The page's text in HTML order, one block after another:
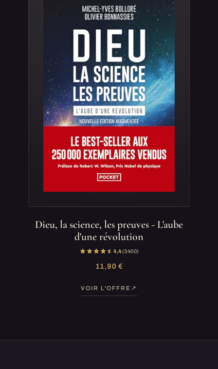
Dieu, la science, les preuves - L'aube
d'une révolution
4,4(3 400)
11,90 €
VOIR L'OFFRE